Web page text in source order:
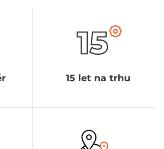
15 let na trhu